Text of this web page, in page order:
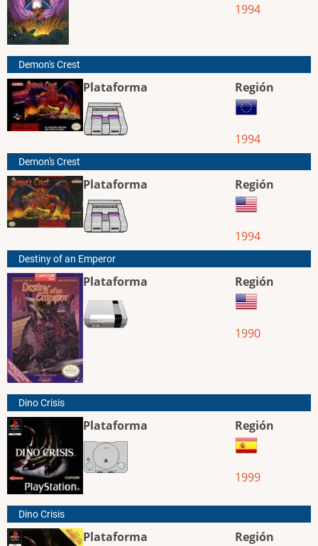
1994
Demon's Crest
Plataforma Región
1994
Demon's Crest
Plataforma Región
1994
Destiny of an Emperor
Plataforma Región
1990
Dino Crisis
Plataforma Región
1999
Dino Crisis
Plataforma Región